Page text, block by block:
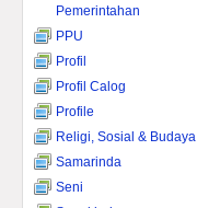
Pemerintahan
PPU
Profil
Profil Calog
Profile
Religi, Sosial & Budaya
Samarinda
Seni